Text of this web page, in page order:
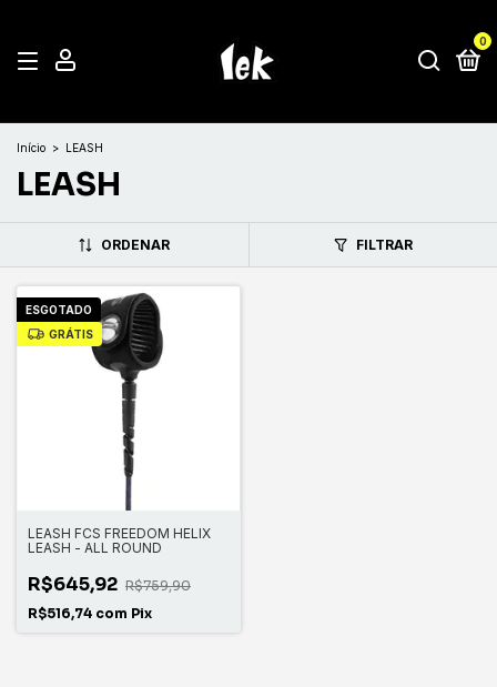
0
Início > LEASH
LEASH
ORDENAR FILTRAR
ESGOTADO
GRÁTIS
LEASH FCS FREEDOM HELIX
LEASH - ALL ROUND
R$645,92 R$759,90
R$516,74 com Pix